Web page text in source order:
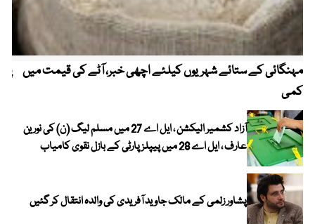
مہنگائی کے ستائے شہریوں کیلئے اچھی خبر، آٹے کی قیمت میں
کمی
آزاد کشمیر الیکشن ، ایل اے 27 میں مسلم لیگ (ن) کی نورین
عارف ، ایل اے 28 میں پیپلز پارٹی کے بازل نقوی کامیاب
پشاور زلمی کے مالک جاوید آفریدی کی والدہ انتقال کر گئیں